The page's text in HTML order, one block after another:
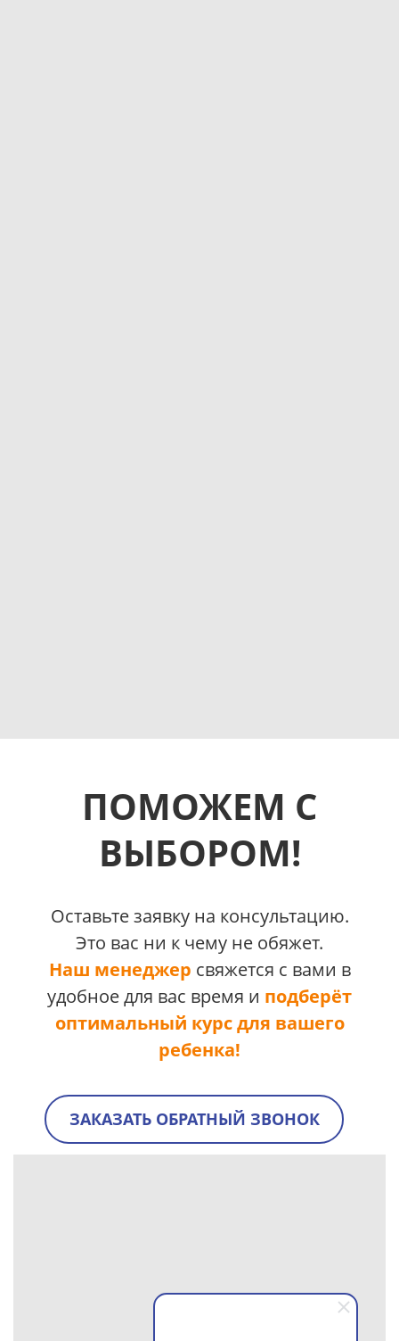
ПОМОЖЕМ С
ВЫБОРОМ!
Оставьте заявку на консультацию.
Это вас ни к чему не обяжет.
Наш менеджер свяжется с вами в
удобное для вас время и подберёт
оптимальный курс для вашего
ребенка!
ЗАКАЗАТЬ ОБРАТНЫЙ ЗВОНОК